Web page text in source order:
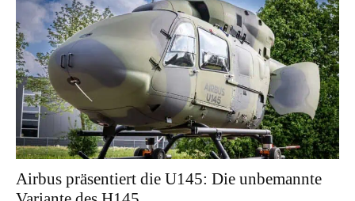
Airbus präsentiert die U145: Die unbemannte